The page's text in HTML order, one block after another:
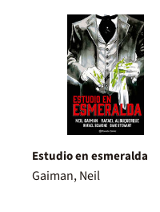
Estudio en esmeralda
Gaiman, Neil